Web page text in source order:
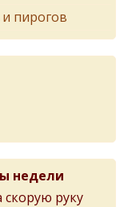
пирогов
недели
руку